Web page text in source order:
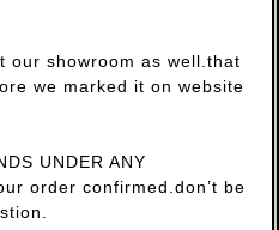
our showroom as well.that
we marked it on website
UNDER ANY
order confirmed.don’t be